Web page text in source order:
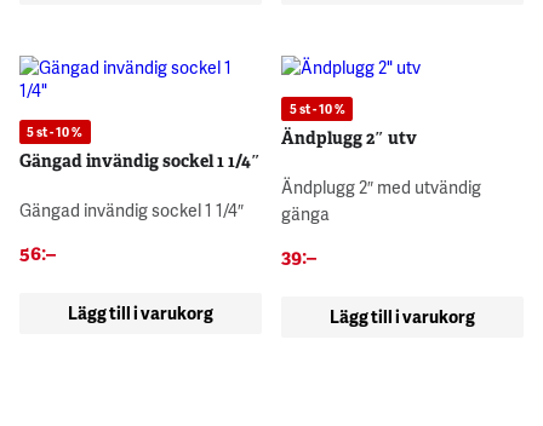
5 st - 10 %
Gängad invändig sockel 1 1/4″
Gängad invändig sockel 1 1/4″
56:–
Lägg till i varukorg
5 st - 10 %
Ändplugg 2″ utv
Ändplugg 2″ med utvändig
gänga
39:–
Lägg till i varukorg